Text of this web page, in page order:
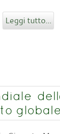
Leggi tutto...
globale